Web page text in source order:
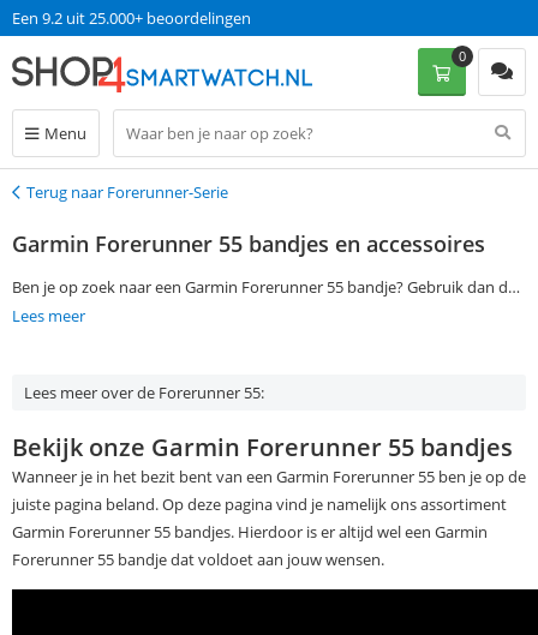
Een 9.2 uit 25.000+ beoordelingen
Menu
0
Terug
Terug naar Forerunner-Serie
Garmin Forerunner 55 bandjes en accessoires
Ben je op zoek naar een Garmin Forerunner 55 bandje? Gebruik dan de
filtermogelijkheden aan de linkerkant van deze pagina om jouw
Forerunner 55 bandje de volgende dag al, zonder verzendkosten.
Lees meer
Lees meer over de Forerunner 55:
Bekijk onze Garmin Forerunner 55 bandjes
Wanneer je in het bezit bent van een Garmin Forerunner 55 ben je op de
juiste pagina beland. Op deze pagina vind je namelijk ons assortiment
Garmin Forerunner 55 bandjes. Hierdoor is er altijd wel een Garmin
Forerunner 55 bandje dat voldoet aan jouw wensen.